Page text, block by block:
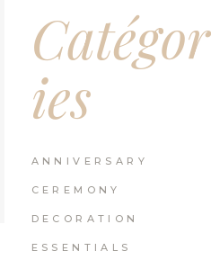
Catégor
ies
ANNIVERSARY
CEREMONY
DECORATION
ESSENTIALS